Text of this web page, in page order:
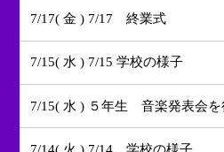
7/17( 金 ) 7/17 終業式
7/15( 水 ) 7/15 学校の様子
7/15( 水 ) ５年生 音楽発表会を